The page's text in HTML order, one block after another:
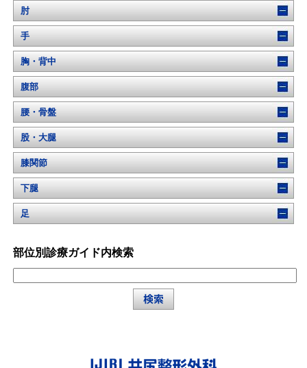
肘
手
胸・背中
腹部
腰・骨盤
股・大腿
膝関節
下腿
足
部位別診療ガイド内検索